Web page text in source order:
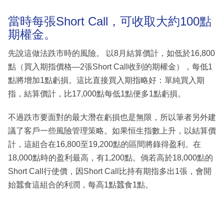
當時每張Short Call，可收取大約100點
期權金。
先說這做法跌市時的風險。 以8月結算價計，如低於16,800
點（買入期指價格—2張Short Call收到的期權金），每低1
點將增加1點虧損。這比直接買入期指略好：單純買入期
指，結算價計，比17,000點每低1點便多1點虧損。
不過跌市要面對的最大潛在虧損也是無限，所以筆者另外建
議了客戶一些風險管理策略。如果恒生指數上升，以結算價
計，這組合在16,800至19,200點的區間將錄得盈利。在
18,000點時的盈利最高，有1,200點。倘若高於18,000點的
Short Call行使價，因Short Call比持有期指多出1張，會開
始蠶食這組合的利潤，每高1點蠶食1點。